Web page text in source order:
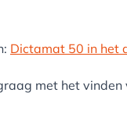
Dictamat 50 in het
met het vinden